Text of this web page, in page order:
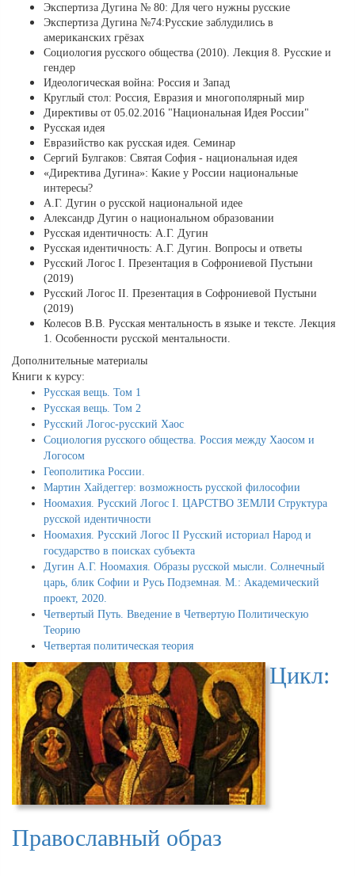
Экспертиза Дугина № 80: Для чего нужны русские
Экспертиза Дугина №74:Русские заблудились в
американских грёзах
Социология русского общества (2010). Лекция 8. Русские и
гендер
Идеологическая война: Россия и Запад
Круглый стол: Россия, Евразия и многополярный мир
Директивы от 05.02.2016 "Национальная Идея России"
Русская идея
Евразийство как русская идея. Семинар
Сергий Булгаков: Святая София - национальная идея
«Директива Дугина»: Какие у России национальные
интересы?
А.Г. Дугин о русской национальной идее
Александр Дугин о национальном образовании
Русская идентичность: А.Г. Дугин
Русская идентичность: А.Г. Дугин. Вопросы и ответы
Русский Логос I. Презентация в Софрониевой Пустыни
(2019)
Русский Логос II. Презентация в Софрониевой Пустыни
(2019)
Колесов В.В. Русская ментальность в языке и тексте. Лекция
1. Особенности русской ментальности.
Дополнительные материалы
Книги к курсу:
Русская вещь. Том 1
Русская вещь. Том 2
Русский Логос-русский Хаос
Социология русского общества. Россия между Хаосом и
Логосом
Геополитика России.
Мартин Хайдеггер: возможность русской философии
Ноомахия. Русский Логос I. ЦАРСТВО ЗЕМЛИ Структура
русской идентичности
Ноомахия. Русский Логос II Русский историал Народ и
государство в поисках субъекта
Дугин А.Г. Ноомахия. Образы русской мысли. Солнечный
царь, блик Софии и Русь Подземная. М.: Академический
проект, 2020.
Четвертый Путь. Введение в Четвертую Политическую
Теорию
Четвертая политическая теория
Цикл:
Православный образ